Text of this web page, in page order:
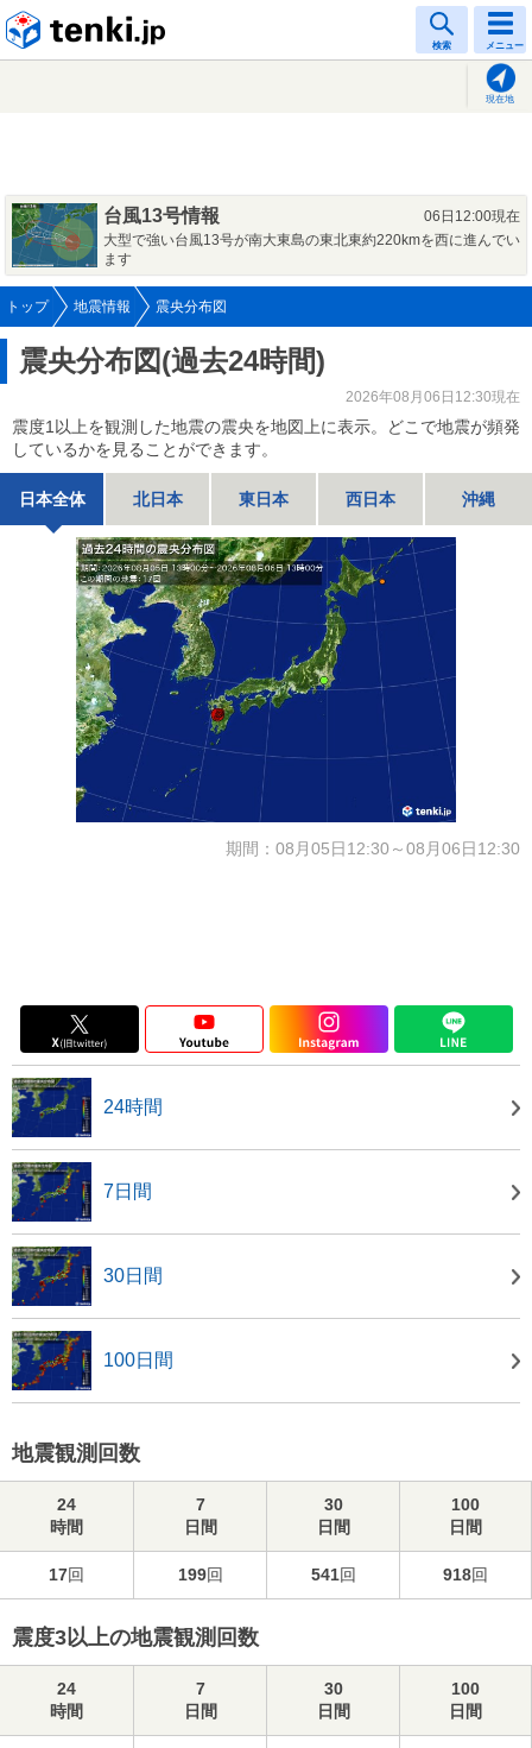
検索 メニュー
現在地
台風13号情報
06日12:00現在
大型で強い台風13号が南大東島の東北東約220kmを西に進んでい
ます
トップ 地震情報 震央分布図
震央分布図(過去24時間)
2026年08月06日12:30現在
震度1以上を観測した地震の震央を地図上に表示。どこで地震が頻発
しているかを見ることができます。
日本全体 北日本 東日本 西日本 沖縄
期間：08月05日12:30～08月06日12:30
24時間
7日間
30日間
100日間
地震観測回数
24
時間
7
日間
30
日間
100
日間
17回 199回 541回 918回
震度3以上の地震観測回数
24
時間
7
日間
30
日間
100
日間